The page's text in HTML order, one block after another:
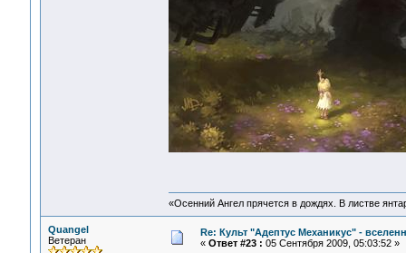
«Осенний Ангел прячется в дождях. В листве
Quangel
Ветеран
Re: Культ "Адептус Механикус" -
« Ответ #23 : 05 Сентября 2009, 05:03:52 »